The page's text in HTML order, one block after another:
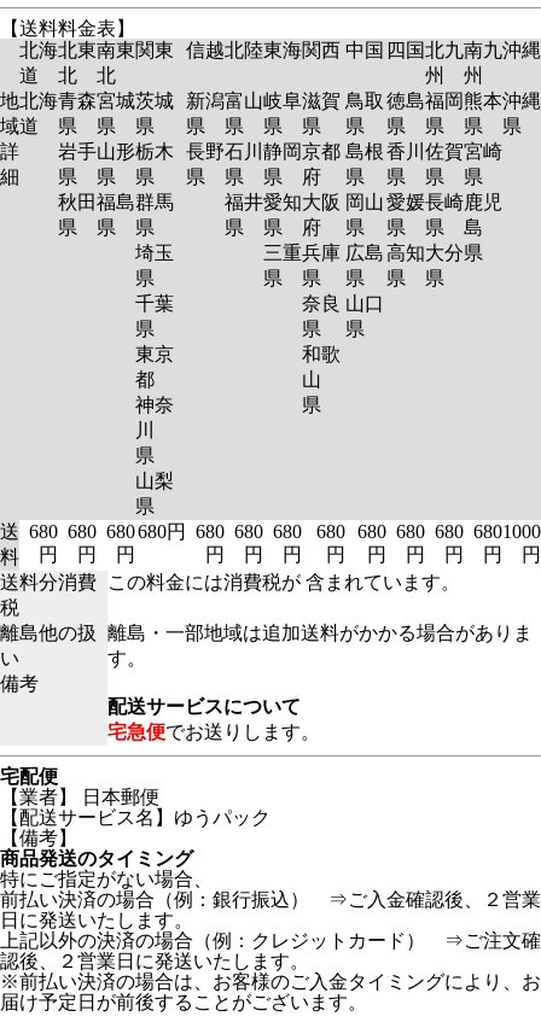
【送料料金表】
北海
道
北東
北
南東
北
関東 信越北陸東海関西 中国 四国北九
州
南九
州
沖縄
地
域
詳
細
北海
道
青森
県
岩手
県
秋田
県
宮城
県
山形
県
福島
県
茨城
県
栃木
県
群馬
県
埼玉
県
千葉
県
東京
都
神奈
川
県
山梨
県
新潟
県
長野
県
富山
県
石川
県
福井
県
岐阜
県
静岡
県
愛知
県
三重
県
滋賀
県
京都
府
大阪
府
兵庫
県
奈良
県
和歌
山
県
鳥取
県
島根
県
岡山
県
広島
県
山口
県
徳島
県
香川
県
愛媛
県
高知
県
福岡
県
佐賀
県
長崎
県
大分
県
熊本
県
宮崎
県
鹿児
島
県
沖縄
県
送
料
680
円
680
円
680
円
680円
680
円
680
円
680
円
680
円
680
円
680
円
680
円
680
円
1000
円
送料分消費
税
この料金には消費税が 含まれています。
離島他の扱
い
離島・一部地域は追加送料がかかる場合がありま
す。
備考
配送サービスについて
宅急便でお送りします。
宅配便
【業者】 日本郵便
【配送サービス名】ゆうパック
【備考】
商品発送のタイミング
特にご指定がない場合、
前払い決済の場合（例：銀行振込） ⇒ご入金確認後、２営業
日に発送いたします。
上記以外の決済の場合（例：クレジットカード） ⇒ご注文確
認後、２営業日に発送いたします。
※前払い決済の場合は、お客様のご入金タイミングにより、お
届け予定日が前後することがございます。